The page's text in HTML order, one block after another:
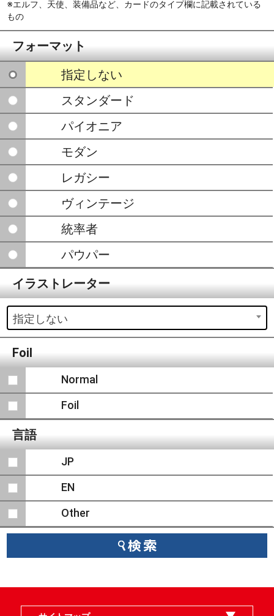
※エルフ、天使、装備品など、カードのタイプ欄に記載されている
もの
フォーマット
指定しない
スタンダード
パイオニア
モダン
レガシー
ヴィンテージ
統率者
パウパー
イラストレーター
指定しない
Foil
Normal
Foil
言語
JP
EN
Other